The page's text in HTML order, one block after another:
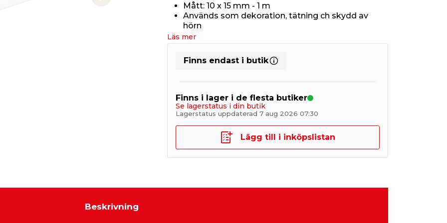
Next slide
Mått: 10 x 15 mm - 1 m
Används som dekoration, tätning ch skydd av
hörn
Läs mer
Finns endast i butik
Finns i lager i de flesta butiker
Se lagerstatus i din butik
Lagerstatus uppdaterad 7 aug 2026 07:30
Lägg till i inköpslistan
Beskrivning